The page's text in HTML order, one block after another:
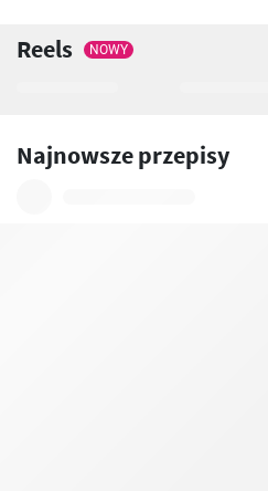
Reels NOWY
Najnowsze przepisy